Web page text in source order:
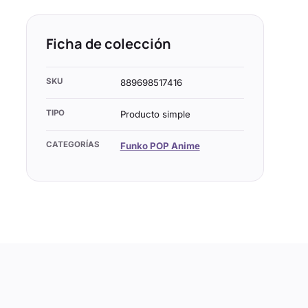
Ficha de colección
SKU 889698517416
TIPO Producto simple
CATEGORÍAS Funko POP Anime